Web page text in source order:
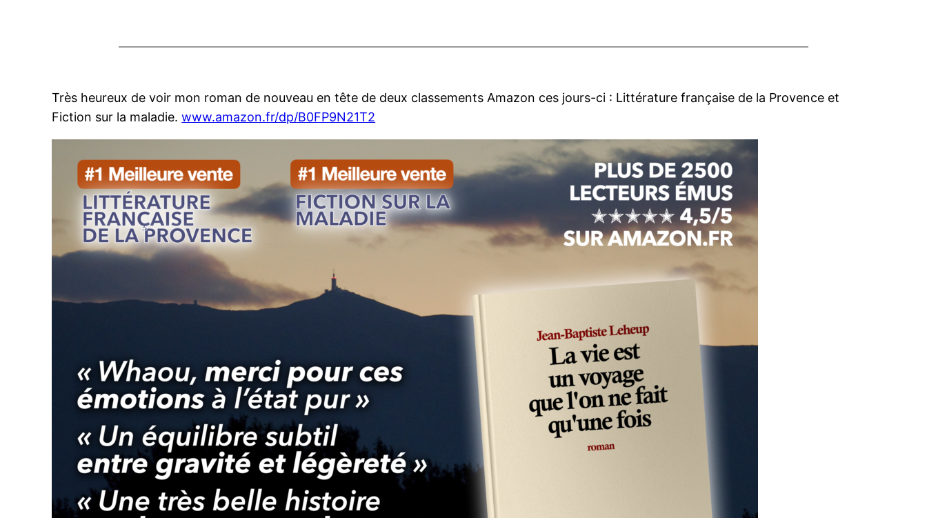
Très heureux de voir mon roman de nouveau en tête de deux classements Amazon ces jours-ci : Littérature française de la Provence et
Fiction sur la maladie.www.amazon.fr/dp/B0FP9N21T2